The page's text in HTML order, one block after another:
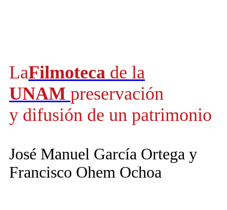
LaFilmoteca de la
UNAM preservación
y difusión de un patrimonio
José Manuel García Ortega y
Francisco Ohem Ochoa